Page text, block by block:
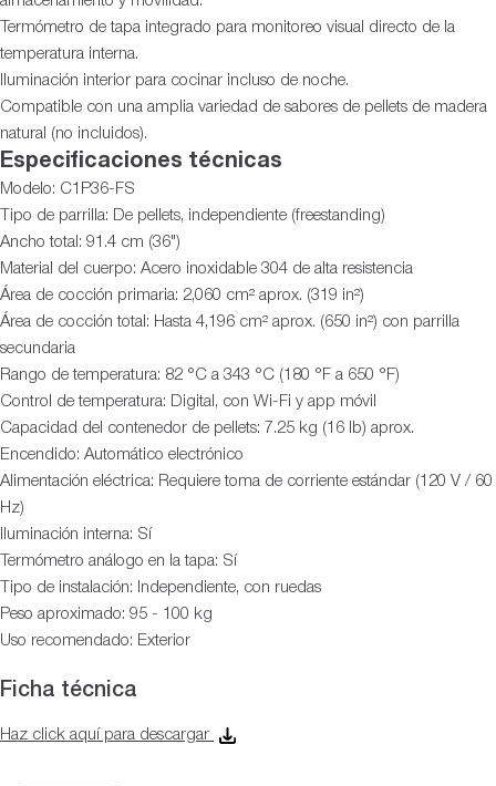
Termómetro de tapa integrado para monitoreo visual directo de la
temperatura interna.
Iluminación interior para cocinar incluso de noche.
Compatible con una amplia variedad de sabores de pellets de madera
natural (no incluidos).
Especificaciones técnicas
Modelo: C1P36-FS
Tipo de parrilla: De pellets, independiente (freestanding)
Ancho total: 91.4 cm (36")
Material del cuerpo: Acero inoxidable 304 de alta resistencia
Área de cocción primaria: 2,060 cm² aprox. (319 in²)
Área de cocción total: Hasta 4,196 cm² aprox. (650 in²) con parrilla
secundaria
Rango de temperatura: 82 °C a 343 °C (180 °F a 650 °F)
Control de temperatura: Digital, con Wi-Fi y app móvil
Capacidad del contenedor de pellets: 7.25 kg (16 lb) aprox.
Encendido: Automático electrónico
Alimentación eléctrica: Requiere toma de corriente estándar (120 V / 60
Hz)
Iluminación interna: Sí
Termómetro análogo en la tapa: Sí
Tipo de instalación: Independiente, con ruedas
Peso aproximado: 95 - 100 kg
Uso recomendado: Exterior
Ficha técnica
Haz click aquí para descargar